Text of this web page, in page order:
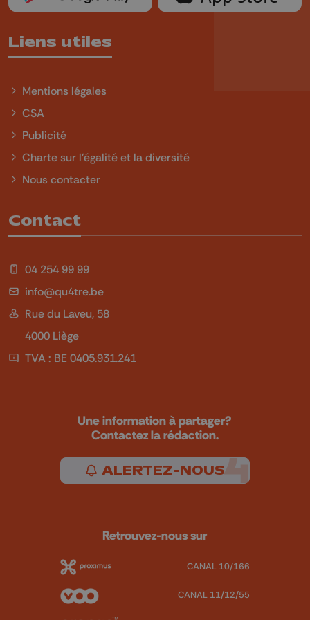
Liens utiles
Mentions légales
CSA
Publicité
Charte sur l'égalité et la diversité
Nous contacter
Contact
04 254 99 99
info@qu4tre.be
Rue du Laveu, 58
4000 Liège
TVA : BE 0405.931.241
Une information à partager?
Contactez la rédaction.
ALERTEZ-NOUS
Retrouvez-nous sur
CANAL 10/166
CANAL 11/12/55